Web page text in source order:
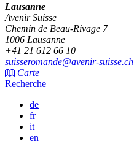
Lausanne
Avenir Suisse
Chemin de Beau-Rivage 7
1006 Lausanne
+41 21 612 66 10
suisseromande@avenir-suisse.ch
Carte
Recherche
de
fr
it
en